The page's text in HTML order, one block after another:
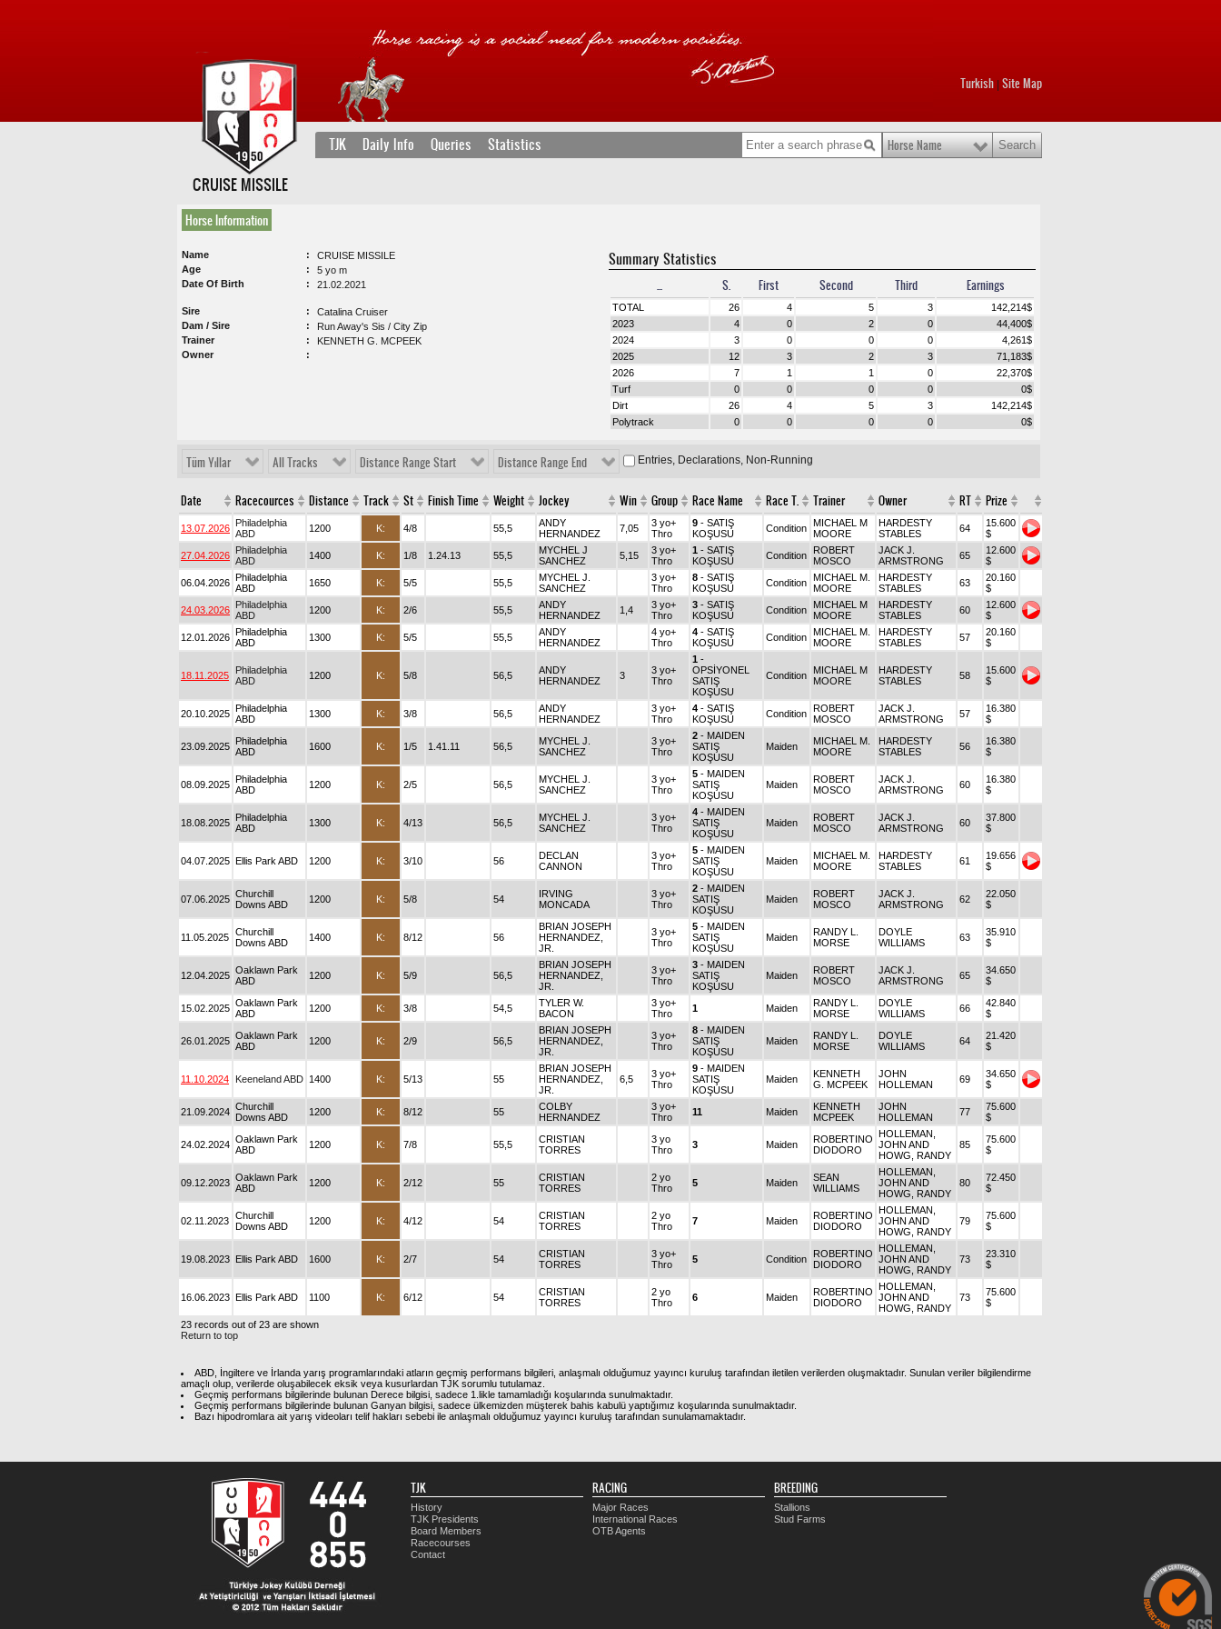
Turkish Site Map
TJK Daily Info Queries Statistics Horse Name
CRUISE MISSILE
Horse Information
Name
CRUISE MISSILE
Age
5 yo m
Date Of Birth
21.02.2021
Sire
Catalina Cruiser
Dam / Sire
Run Away's Sis / City Zip
Trainer
KENNETH G. MCPEEK
Owner
Summary Statistics
... S. First Second Third Earnings
TOTAL 26 4 5 3 142,214$
2023
4 0 2 0 44,400$
2024
3 0 0 0 4,261$
2025
12 3 2 3 71,183$
2026
7 1 1 0 22,370$
Turf
0 0 0 0 0$
Dirt
26 4 5 3 142,214$
Polytrack
0 0 0 0 0$
Tüm Yıllar All Tracks Distance Range Start Distance Range End Entries, Declarations, Non-Running
Date Racecources Distance Track St Finish Time Weight Jockey Win Group Race Name Race T. Trainer Owner RT Prize
13.07.2026 Philadelphia
ABD
1200 K: 4/8 55,5
ANDY
HERNANDEZ
7,05
3 yo+
Thro
9 - SATIŞ
KOŞUSU
Condition MICHAEL M
MOORE
HARDESTY
STABLES
64
15.600
$
27.04.2026 Philadelphia
ABD
1400 K: 1/8 1.24.13 55,5
MYCHEL J
SANCHEZ
5,15
3 yo+
Thro
1 - SATIŞ
KOŞUSU
Condition
ROBERT
MOSCO
JACK J.
ARMSTRONG
65
12.600
$
06.04.2026 Philadelphia
ABD
1650 K: 5/5 55,5
MYCHEL J.
SANCHEZ
3 yo+
Thro
8 - SATIŞ
KOŞUSU
Condition MICHAEL M.
MOORE
HARDESTY
STABLES
63
20.160
$
24.03.2026 Philadelphia
ABD
1200 K: 2/6 55,5
ANDY
HERNANDEZ
1,4
3 yo+
Thro
3 - SATIŞ
KOŞUSU
Condition
MICHAEL M
MOORE
HARDESTY
STABLES
60
12.600
$
12.01.2026 Philadelphia
ABD
1300 K: 5/5 55,5
ANDY
HERNANDEZ
4 yo+
Thro
4 - SATIŞ
KOŞUSU
Condition MICHAEL M.
MOORE
HARDESTY
STABLES
57
20.160
$
18.11.2025
Philadelphia
ABD
1200 K: 5/8 56,5
ANDY
HERNANDEZ
3
3 yo+
Thro
1 -
OPSİYONEL
SATIŞ
KOŞUSU
Condition
MICHAEL M
MOORE
HARDESTY
STABLES
58
15.600
$
20.10.2025 Philadelphia
ABD
1300 K: 3/8 56,5
ANDY
HERNANDEZ
3 yo+
Thro
4 - SATIŞ
KOŞUSU
Condition ROBERT
MOSCO
JACK J.
ARMSTRONG
57
16.380
$
23.09.2025 Philadelphia
ABD
1600 K: 1/5 1.41.11 56,5
MYCHEL J.
SANCHEZ
3 yo+
Thro
2 - MAIDEN
SATIŞ
KOŞUSU
Maiden
MICHAEL M.
MOORE
HARDESTY
STABLES
56
16.380
$
08.09.2025 Philadelphia
ABD
1200 K: 2/5 56,5
MYCHEL J.
SANCHEZ
3 yo+
Thro
5 - MAIDEN
SATIŞ
KOŞUSU
Maiden
ROBERT
MOSCO
JACK J.
ARMSTRONG
60
16.380
$
18.08.2025 Philadelphia
ABD
1300 K: 4/13 56,5
MYCHEL J.
SANCHEZ
3 yo+
Thro
4 - MAIDEN
SATIŞ
KOŞUSU
Maiden
ROBERT
MOSCO
JACK J.
ARMSTRONG
60
37.800
$
04.07.2025 Ellis Park ABD 1200 K: 3/10 56
DECLAN
CANNON
3 yo+
Thro
5 - MAIDEN
SATIŞ
KOŞUSU
Maiden
MICHAEL M.
MOORE
HARDESTY
STABLES
61
19.656
$
07.06.2025 Churchill
Downs ABD
1200 K: 5/8 54
IRVING
MONCADA
3 yo+
Thro
2 - MAIDEN
SATIŞ
KOŞUSU
Maiden
ROBERT
MOSCO
JACK J.
ARMSTRONG
62
22.050
$
11.05.2025 Churchill
Downs ABD
1400 K: 8/12 56
BRIAN JOSEPH
HERNANDEZ,
JR.
3 yo+
Thro
5 - MAIDEN
SATIŞ
KOŞUSU
Maiden
RANDY L.
MORSE
DOYLE
WILLIAMS
63
35.910
$
12.04.2025 Oaklawn Park
ABD
1200 K: 5/9 56,5
BRIAN JOSEPH
HERNANDEZ,
JR.
3 yo+
Thro
3 - MAIDEN
SATIŞ
KOŞUSU
Maiden
ROBERT
MOSCO
JACK J.
ARMSTRONG
65
34.650
$
15.02.2025 Oaklawn Park
ABD
1200 K: 3/8 54,5
TYLER W.
BACON
3 yo+
Thro
1 Maiden
RANDY L.
MORSE
DOYLE
WILLIAMS
66
42.840
$
26.01.2025 Oaklawn Park
ABD
1200 K: 2/9 56,5
BRIAN JOSEPH
HERNANDEZ,
JR.
3 yo+
Thro
8 - MAIDEN
SATIŞ
KOŞUSU
Maiden
RANDY L.
MORSE
DOYLE
WILLIAMS
64
21.420
$
11.10.2024 Keeneland ABD 1400 K: 5/13 55
BRIAN JOSEPH
HERNANDEZ,
JR.
6,5
3 yo+
Thro
9 - MAIDEN
SATIŞ
KOŞUSU
Maiden
KENNETH
G. MCPEEK
JOHN
HOLLEMAN
69
34.650
$
21.09.2024 Churchill
Downs ABD
1200 K: 8/12 55
COLBY
HERNANDEZ
3 yo+
Thro
11 Maiden
KENNETH
MCPEEK
JOHN
HOLLEMAN
77
75.600
$
24.02.2024 Oaklawn Park
ABD
1200 K: 7/8 55,5
CRISTIAN
TORRES
3 yo
Thro
3 Maiden
ROBERTINO
DIODORO
HOLLEMAN,
JOHN AND
HOWG, RANDY
85
75.600
$
09.12.2023 Oaklawn Park
ABD
1200 K: 2/12 55
CRISTIAN
TORRES
2 yo
Thro
5 Maiden
SEAN
WILLIAMS
HOLLEMAN,
JOHN AND
HOWG, RANDY
80
72.450
$
02.11.2023 Churchill
Downs ABD
1200 K: 4/12 54
CRISTIAN
TORRES
2 yo
Thro
7 Maiden
ROBERTINO
DIODORO
HOLLEMAN,
JOHN AND
HOWG, RANDY
79
75.600
$
19.08.2023 Ellis Park ABD 1600 K: 2/7 54
CRISTIAN
TORRES
3 yo+
Thro
5 Condition
ROBERTINO
DIODORO
HOLLEMAN,
JOHN AND
HOWG, RANDY
73
23.310
$
16.06.2023 Ellis Park ABD 1100 K: 6/12 54
CRISTIAN
TORRES
2 yo
Thro
6 Maiden
ROBERTINO
DIODORO
HOLLEMAN,
JOHN AND
HOWG, RANDY
73
75.600
$
23 records out of 23 are shown
Return to top
ABD, İngiltere ve İrlanda yarış programlarındaki atların geçmiş performans bilgileri, anlaşmalı olduğumuz yayıncı kuruluş tarafından iletilen verilerden oluşmaktadır. Sunulan veriler bilgilendirme
amaçlı olup, verilerde oluşabilecek eksik veya kusurlardan TJK sorumlu tutulamaz.
Geçmiş performans bilgilerinde bulunan Derece bilgisi, sadece 1.likle tamamladığı koşularında sunulmaktadır.
Geçmiş performans bilgilerinde bulunan Ganyan bilgisi, sadece ülkemizden müşterek bahis kabulü yaptığımız koşularında sunulmaktadır.
Bazı hipodromlara ait yarış videoları telif hakları sebebi ile anlaşmalı olduğumuz yayıncı kuruluş tarafından sunulamamaktadır.
TJK
History
TJK Presidents
Board Members
Racecourses
Contact
RACING
Major Races
International Races
OTB Agents
BREEDING
Stallions
Stud Farms